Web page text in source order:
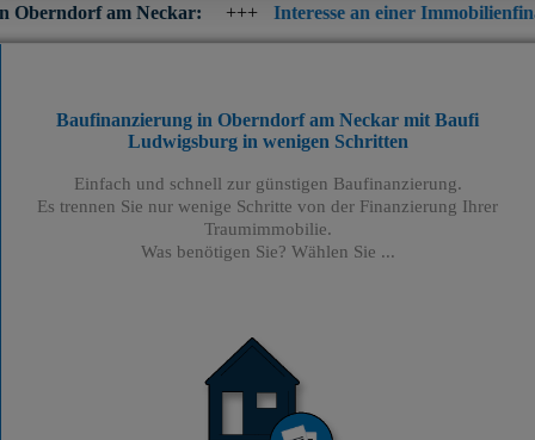
Neckar: +++ Interesse an einer Immobilienfinanzierung?
Baufinanzierung in Oberndorf am Neckar mit Baufi
Ludwigsburgin wenigen Schritten
Einfach und schnell zur günstigen Baufinanzierung.
Es trennen Sie nur wenige Schritte von der Finanzierung Ihrer
Traumimmobilie.
Was benötigen Sie? Wählen Sie ...